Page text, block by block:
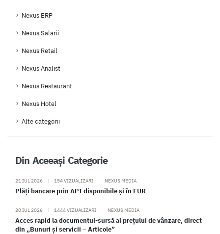
Nexus ERP
Nexus Salarii
Nexus Retail
Nexus Analist
Nexus Restaurant
Nexus Hotel
Alte categorii
Din Aceeași Categorie
21 IUL 2026 | 154 VIZUALIZARI | NEXUS MEDIA
Plăți bancare prin API disponibile și în EUR
20 IUL 2026 | 1444 VIZUALIZARI | NEXUS MEDIA
Acces rapid la documentul-sursă al prețului de vânzare, direct
din „Bunuri și servicii – Articole”